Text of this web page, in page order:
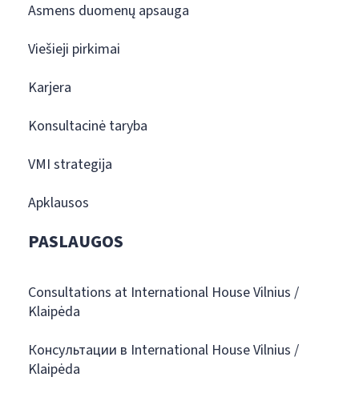
Asmens duomenų apsauga
Viešieji pirkimai
Karjera
Konsultacinė taryba
VMI strategija
Apklausos
PASLAUGOS
Consultations at International House Vilnius /
Klaipėda
Консультации в International House Vilnius /
Klaipėda